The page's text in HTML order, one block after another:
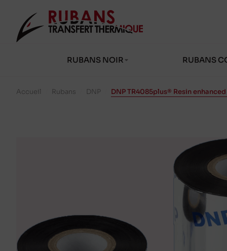
RUBANS NOIR RUBANS
Accueil Rubans DNP DNP TR4085plus® Resin